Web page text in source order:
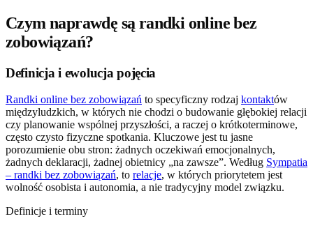
Czym naprawdę są randki online bez
zobowiązań?
Definicja i ewolucja pojęcia
Randki online bez zobowiązań to specyficzny rodzaj kontaktów
międzyludzkich, w których nie chodzi o budowanie głębokiej relacji
czy planowanie wspólnej przyszłości, a raczej o krótkoterminowe,
często czysto fizyczne spotkania. Kluczowe jest tu jasne
porozumienie obu stron: żadnych oczekiwań emocjonalnych,
żadnych deklaracji, żadnej obietnicy „na zawsze”. Według Sympatia
– randki bez zobowiązań, to relacje, w których priorytetem jest
wolność osobista i autonomia, a nie tradycyjny model związku.
Definicje i terminy